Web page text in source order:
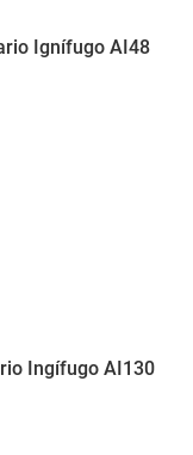
Ignífugo AI48
Ingífugo AI130